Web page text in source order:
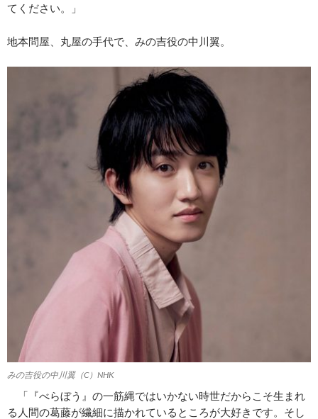
てください。」
地本問屋、丸屋の手代で、みの吉役の中川翼。
みの吉役の中川翼（C）NHK
「『べらぼう』の一筋縄ではいかない時世だからこそ生まれ
る人間の葛藤が繊細に描かれているところが大好きです。そし